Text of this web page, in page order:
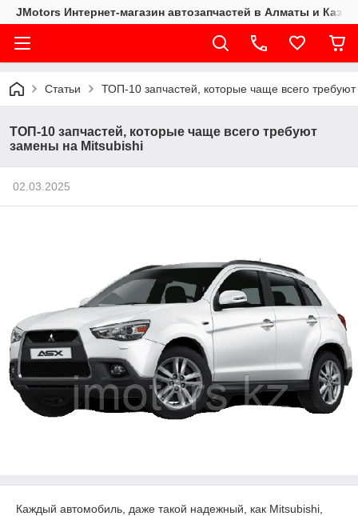
JMotors Интернет-магазин автозапчастей в Алматы и
Статьи ТОП-10 запчастей, которые чаще всего
ТОП-10 запчастей, которые чаще всего требуют
замены на Mitsubishi
02.03.2025
Каждый автомобиль, даже такой надежный, как Mitsubishi,